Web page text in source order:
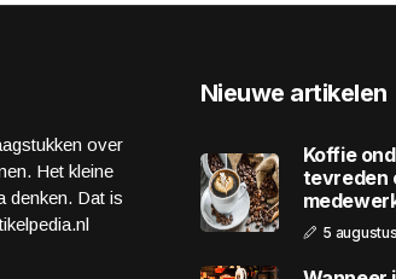
over
Het kleine
denken. Dat is
Nieuwe artikelen
Koffie
tevreden
5